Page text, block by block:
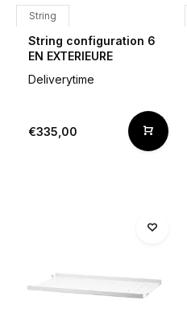
String
String configuration 6
EN EXTERIEURE
Deliverytime
€335,00